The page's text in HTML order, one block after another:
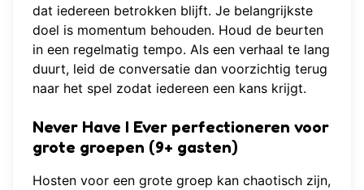
dat iedereen betrokken blijft. Je belangrijkste
doel is momentum behouden. Houd de beurten
in een regelmatig tempo. Als een verhaal te lang
duurt, leid de conversatie dan voorzichtig terug
naar het spel zodat iedereen een kans krijgt.
Never Have I Ever perfectioneren voor
grote groepen (9+ gasten)
Hosten voor een grote groep kan chaotisch zijn,